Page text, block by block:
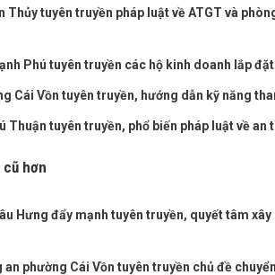
Thủy tuyên truyền pháp luật về ATGT và
Phú tuyên truyền các hộ kinh doanh lắp
Cái Vồn tuyên truyền, hướng dẫn kỹ năng
Thuận tuyên truyền, phổ biến pháp luật về an
hơn
Hưng đẩy mạnh tuyên truyền, quyết tâm
an phường Cái Vồn tuyên truyền chủ đề